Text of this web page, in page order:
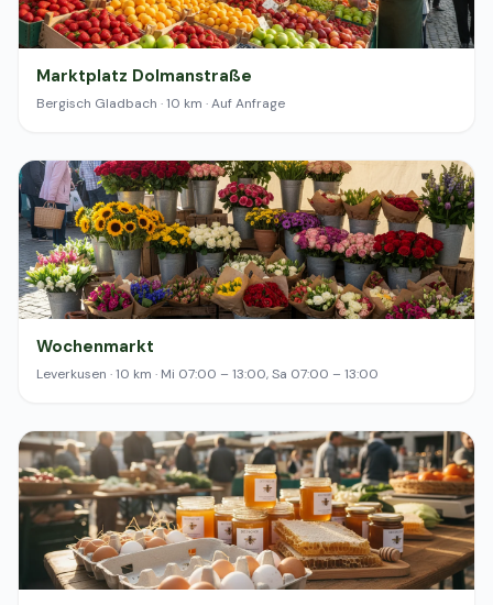
Marktplatz Dolmanstraße
Bergisch Gladbach · 10 km · Auf Anfrage
Wochenmarkt
Leverkusen · 10 km · Mi 07:00 – 13:00, Sa 07:00 – 13:00